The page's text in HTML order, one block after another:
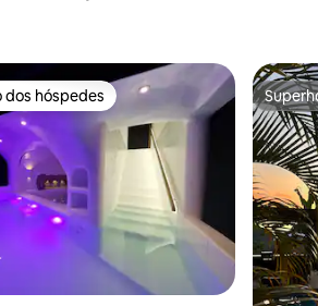
dos hóspedes
dos hóspedes